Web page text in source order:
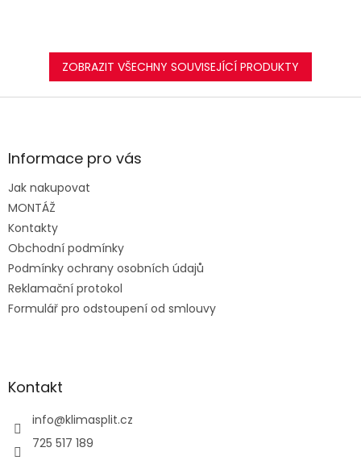
ZOBRAZIT VŠECHNY SOUVISEJÍCÍ PRODUKTY
Z
aInformace pro vás
Jak nakupovat
MONTÁŽ
Kontakty
Obchodní podmínky
Podmínky ochrany osobních údajů
Reklamační protokol
Formulář pro odstoupení od smlouvy
Kontakt
info@klimasplit.cz
725 517 189